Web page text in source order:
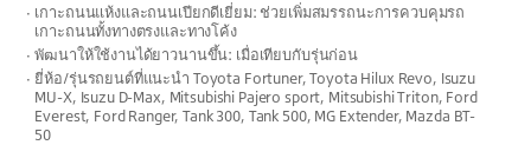
เกาะถนนแห้งและถนนเปียกดีเยี่ยม: ช่วยเพิ่มสมรรถนะการควบคุมรถ
เกาะถนนทั้งทางตรงและทางโค้ง
พัฒนาให้ใช้งานได้ยาวนานขึ้น: เมื่อเทียบกับรุ่นก่อน
ยี่ห้อ/รุ่นรถยนต์ที่แนะนำ Toyota Fortuner, Toyota Hilux Revo, Isuzu
MU-X, Isuzu D-Max, Mitsubishi Pajero sport, Mitsubishi Triton, Ford
Everest, Ford Ranger, Tank 300, Tank 500, MG Extender, Mazda BT-
50